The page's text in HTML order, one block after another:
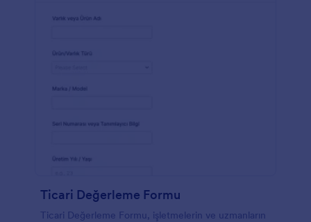
Ticari Değerleme Formu
Ticari Değerleme Formu, işletmelerin ve uzmanların